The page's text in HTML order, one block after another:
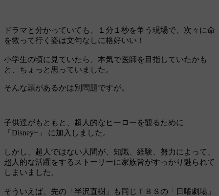
ドラマと分かっていても、１分１秒を争う現場で、次々に命
を救って行く姿は文句なしに格好いい！
小学生の頃に見ていたら、本気で医師を目指していたかも
と、ちょっと思っていました。
そんな頭があるかは別問題ですが。
子供達がもともと、超人的なヒーローを観るために
「Disney+」 に加入しました。
しかし、超人ではない人間が、知識、経験、努力によって、
超人的な活躍をするストーリーに家族皆がすっかり魅られて
しまいました。
そういえば、先の「半沢直樹」も同じＴＢＳの「日曜劇場」